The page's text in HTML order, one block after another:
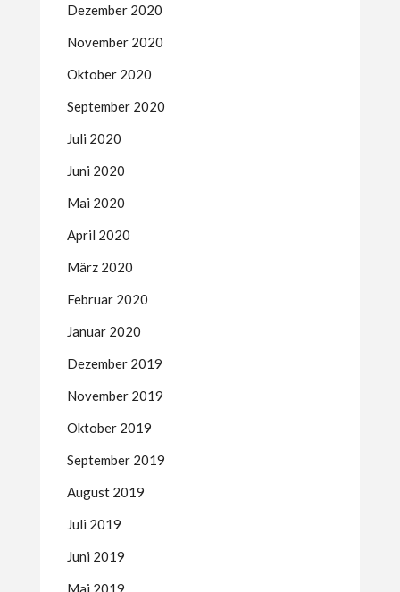
Dezember 2020
November 2020
Oktober 2020
September 2020
Juli 2020
Juni 2020
Mai 2020
April 2020
März 2020
Februar 2020
Januar 2020
Dezember 2019
November 2019
Oktober 2019
September 2019
August 2019
Juli 2019
Juni 2019
Mai 2019